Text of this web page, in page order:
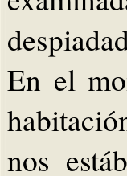
En el
nos